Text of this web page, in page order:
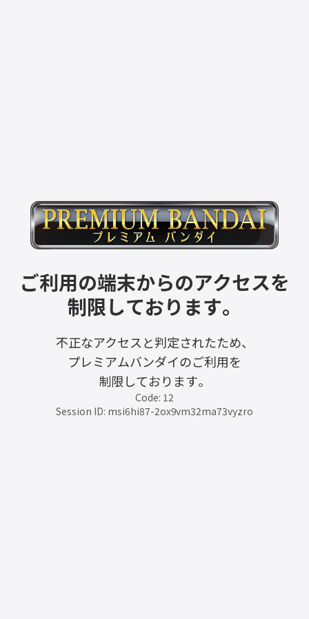
ご利用の端末からのアクセスを
制限しております。
不正なアクセスと判定されたため、
プレミアムバンダイのご利用を
制限しております。
Code: 12
Session ID: msi6hi87-2ox9vm32ma73vyzro